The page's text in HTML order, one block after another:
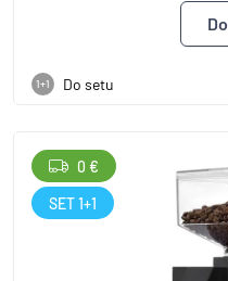
1+1 Do setu
0 €
SET 1+1